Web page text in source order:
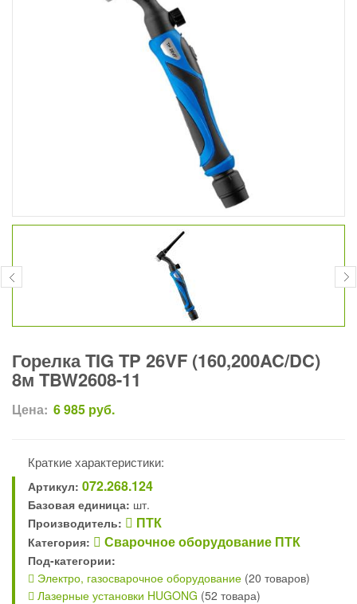
Горелка TIG TP 26VF (160,200AC/DC)
8м TBW2608-11
Цена: 6 985 руб.
Краткие характеристики:
Артикул: 072.268.124
Базовая единица: шт.
Производитель:
ПТК
Категория: Сварочное оборудование ПТК
Под-категории:
Электро, газосварочное оборудование (20 товаров)
Лазерные установки HUGONG (52 товара)